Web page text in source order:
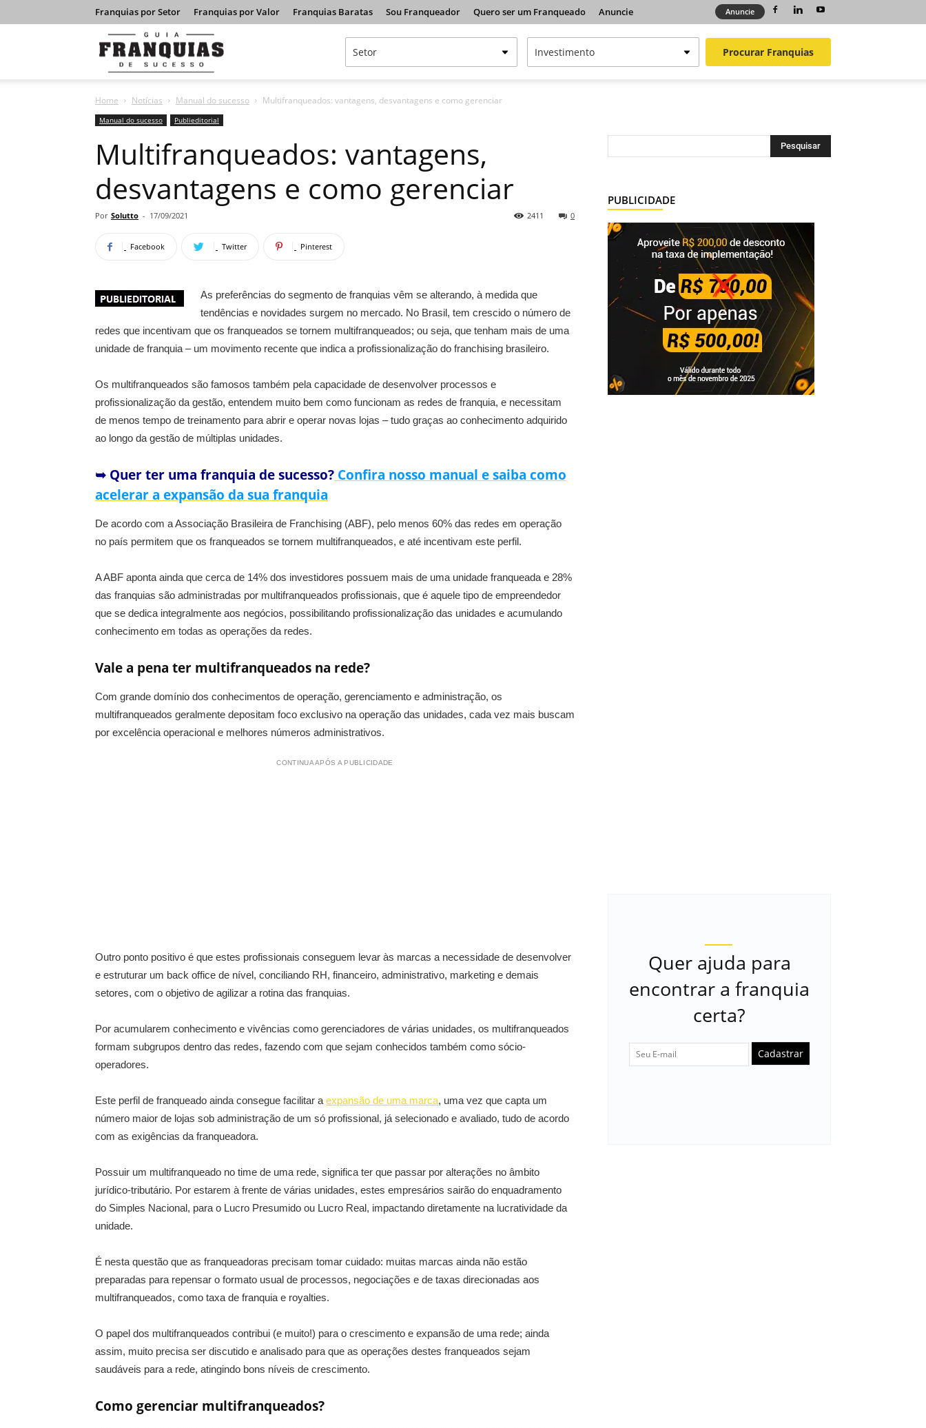
Franquias por Setor Franquias por Valor Franquias Baratas Sou Franqueador Quero ser um Franqueado Anuncie Anuncie
Franquias
de
Procurar Franquias
Home Notícias Manual do sucesso Multifranqueados: vantagens, desvantagens e como gerenciar
Manual do sucesso Publieditorial
Multifranqueados: vantagens,
desvantagens e como gerenciar
Por Solutto - 17/09/2021 0
2411
Facebook Twitter Pinterest
As preferências do segmento de franquias vêm se alterando, à medida que
tendências e novidades surgem no mercado. No Brasil, tem crescido o número de
redes que incentivam que os franqueados se tornem multifranqueados; ou seja, que tenham mais de uma
unidade de franquia – um movimento recente que indica a profissionalização do franchising brasileiro.
Os multifranqueados são famosos também pela capacidade de desenvolver processos e
profissionalização da gestão, entendem muito bem como funcionam as redes de franquia, e necessitam
de menos tempo de treinamento para abrir e operar novas lojas – tudo graças ao conhecimento adquirido
ao longo da gestão de múltiplas unidades.
➥ Quer ter uma franquia de sucesso? Confira nosso manual e saiba como
acelerar a expansão da sua franquia
De acordo com a Associação Brasileira de Franchising (ABF), pelo menos 60% das redes em operação
no país permitem que os franqueados se tornem multifranqueados, e até incentivam este perfil.
A ABF aponta ainda que cerca de 14% dos investidores possuem mais de uma unidade franqueada e 28%
das franquias são administradas por multifranqueados profissionais, que é aquele tipo de empreendedor
que se dedica integralmente aos negócios, possibilitando profissionalização das unidades e acumulando
conhecimento em todas as operações da redes.
Vale a pena ter multifranqueados na rede?
Com grande domínio dos conhecimentos de operação, gerenciamento e administração, os
multifranqueados geralmente depositam foco exclusivo na operação das unidades, cada vez mais buscam
por excelência operacional e melhores números administrativos.
CONTINUA APÓS A PUBLICIDADE
Outro ponto positivo é que estes profissionais conseguem levar às marcas a necessidade de desenvolver
e estruturar um back office de nível, conciliando RH, financeiro, administrativo, marketing e demais
setores, com o objetivo de agilizar a rotina das franquias.
Por acumularem conhecimento e vivências como gerenciadores de várias unidades, os multifranqueados
formam subgrupos dentro das redes, fazendo com que sejam conhecidos também como sócio-
operadores.
Este perfil de franqueado ainda consegue facilitar a expansão de uma marca, uma vez que capta um
número maior de lojas sob administração de um só profissional, já selecionado e avaliado, tudo de acordo
com as exigências da franqueadora.
Possuir um multifranqueado no time de uma rede, significa ter que passar por alterações no âmbito
jurídico-tributário. Por estarem à frente de várias unidades, estes empresários sairão do enquadramento
do Simples Nacional, para o Lucro Presumido ou Lucro Real, impactando diretamente na lucratividade da
unidade.
É nesta questão que as franqueadoras precisam tomar cuidado: muitas marcas ainda não estão
preparadas para repensar o formato usual de processos, negociações e de taxas direcionadas aos
multifranqueados, como taxa de franquia e royalties.
O papel dos multifranqueados contribui (e muito!) para o crescimento e expansão de uma rede; ainda
assim, muito precisa ser discutido e analisado para que as operações destes franqueados sejam
saudáveis para a rede, atingindo bons níveis de crescimento.
Como gerenciar multifranqueados?
PUBLICIDADE
Quer ajuda para
encontrar a franquia
certa?
Cadastrar